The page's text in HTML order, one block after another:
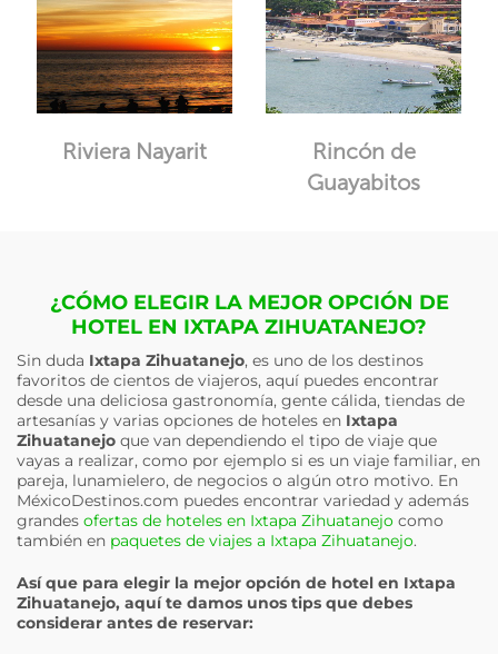
Riviera Nayarit
Rincón de
Guayabitos
¿CÓMO ELEGIR LA MEJOR OPCIÓN DE
HOTEL EN IXTAPA ZIHUATANEJO?
Sin duda Ixtapa Zihuatanejo, es uno de los destinos
favoritos de cientos de viajeros, aquí puedes encontrar
desde una deliciosa gastronomía, gente cálida, tiendas de
artesanías y varias opciones de hoteles en Ixtapa
Zihuatanejo que van dependiendo el tipo de viaje que
vayas a realizar, como por ejemplo si es un viaje familiar, en
pareja, lunamielero, de negocios o algún otro motivo. En
MéxicoDestinos.com puedes encontrar variedad y además
grandes ofertas de hoteles en Ixtapa Zihuatanejo como
también en paquetes de viajes a Ixtapa Zihuatanejo.
Así que para elegir la mejor opción de hotel en Ixtapa
Zihuatanejo, aquí te damos unos tips que debes
considerar antes de reservar: